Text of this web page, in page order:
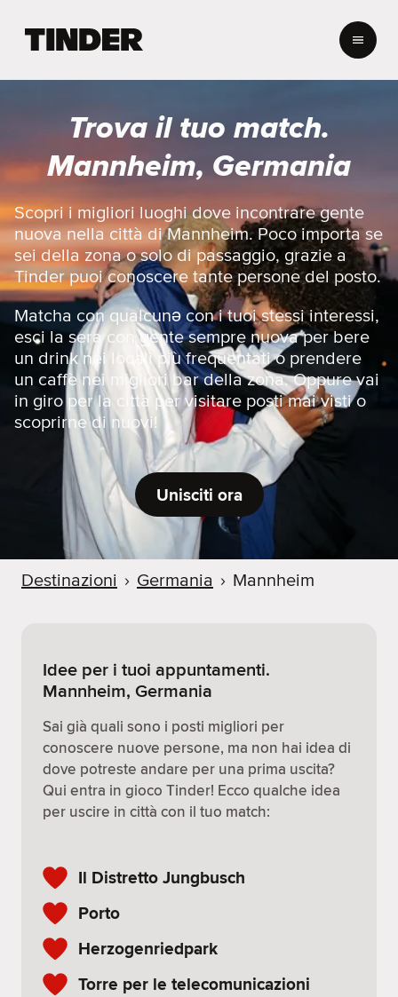
i
i
d
e
r
Trova il tuo match.
Mannheim, Germania
Scopri i migliori luoghi dove incontrare gente
nuova nella città di Mannheim. Poco importa se
sei della zona o solo di passaggio, grazie a
Tinder puoi conoscere tante persone del posto.
Matcha con qualcunə con i tuoi stessi interessi,
esci la sera con gente sempre nuova per bere
un drink nei locali più frequentati o prendere
un caffè nei migliori bar della zona. Oppure vai
in giro per la città per visitare posti mai visti o
scoprirne di nuovi!
Unisciti ora
Destinazioni › Germania › Mannheim
Idee per i tuoi appuntamenti.
Mannheim, Germania
Sai già quali sono i posti migliori per
conoscere nuove persone, ma non hai idea di
dove potreste andare per una prima uscita?
Qui entra in gioco Tinder! Ecco qualche idea
per uscire in città con il tuo match:
Il Distretto Jungbusch
Porto
Herzogenriedpark
Torre per le telecomunicazioni